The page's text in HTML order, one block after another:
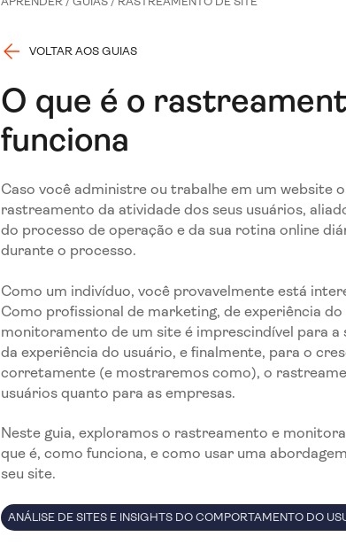
VOLTAR AOS GUIAS
O que é o
funciona
Caso você administre ou trabalhe em um
rastreamento da atividade dos seus usuários,
do processo de operação e da sua rotina online
durante o processo.
Como um indivíduo, você provavelmente está
Como profissional de marketing, de experiência
monitoramento de um site é imprescindível para
da experiência do usuário, e finalmente, para o
corretamente (e mostraremos como), o
usuários quanto para as empresas.
Neste guia, exploramos o rastreamento e
que é, como funciona, e como usar uma
seu site.
ANÁLISE DE SITES E INSIGHTS DO COMPORTAMENTO DO